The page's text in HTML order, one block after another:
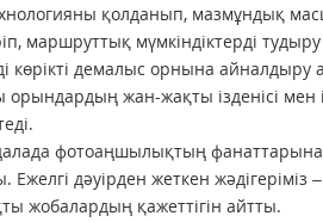
қолданып, мазмұндық
маршруттық мүмкіндіктерді
көрікті демалыс орнына
орындардың жан-жақты ізденісі мен
фотоаңшылықтың фанаттарына
Ежелгі дәуірден жеткен
жобалардың қажеттігін айтты.